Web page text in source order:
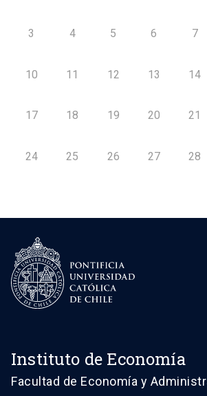
3 4 5 6 7
10 11 12 13 14
17 18 19 20 21
24 25 26 27 28
Instituto de Economía
Facultad de Economía y